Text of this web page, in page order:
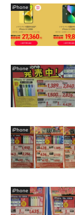
iPhone
iPhone
iPhone
iPhone